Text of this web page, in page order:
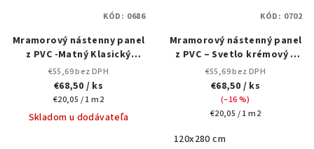
Mramorový nástenny panel
z PVC -Matný Klasický
Svetlosivý Mramor (0686)
€55,69 bez DPH
€68,50 / ks
Jednotková
cena:
€20,05 / 1 m2
Skladom u dodávateľa
KÓD: 0686
Mramorový nástenný panel
z PVC – Svetlo krémový s
vlnitou textúrou (matný) –
0702 – 120×280 cm
€55,69 bez DPH
€68,50 / ks
(–16 %)
Jednotková
€20,05 / 1 m2
120x280 cm
KÓD: 0702